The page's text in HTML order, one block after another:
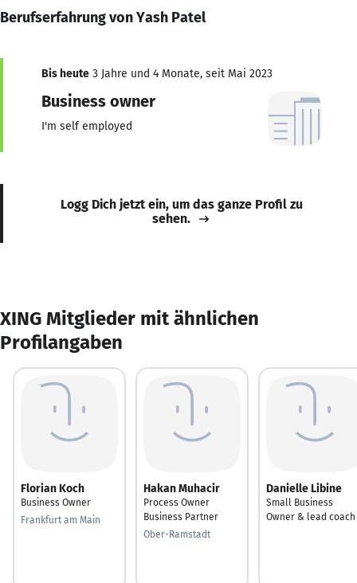
Berufserfahrung von Yash Patel
Bis heute 3 Jahre und 4 Monate, seit Mai 2023
Business owner
I'm self employed
Logg Dich jetzt ein, um das ganze Profil zu
sehen.
XING Mitglieder mit ähnlichen
Profilangaben
Florian Koch
Business Owner
Frankfurt am Main
Hakan Muhacir
Process Owner
Business Partner
Ober-Ramstadt
Danielle Libine
Small Business
Owner & lead coach